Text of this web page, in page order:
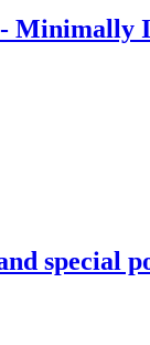
Minimally
special